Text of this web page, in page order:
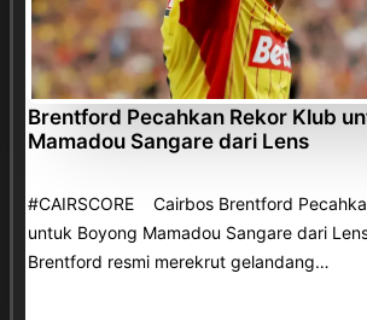
Brentford Pecahkan Rekor Klub
Mamadou Sangare dari Lens
#CAIRSCORE Cairbos Brentford
untuk Boyong Mamadou Sangare dari
Brentford resmi merekrut gelandang…